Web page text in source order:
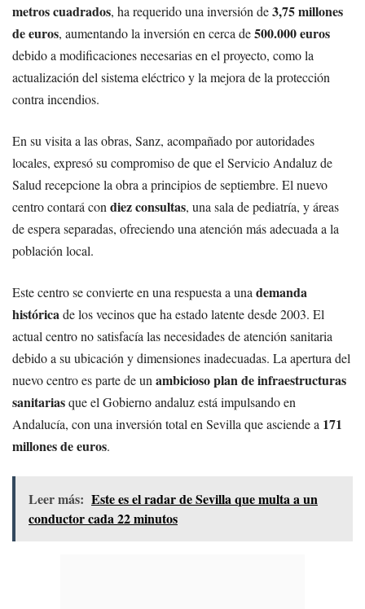
metros cuadrados, ha requerido una inversión de3,75 millones
de euros, aumentando la inversión en cerca de500.000 euros
debido a modificaciones necesarias en el proyecto, como la
actualización del sistema eléctrico y la mejora de la protección
contra incendios.
En su visita a las obras, Sanz, acompañado por autoridades
locales, expresó su compromiso de que el Servicio Andaluz de
Salud recepcione la obra a principios de septiembre. El nuevo
centro contará con diez consultas, una sala de pediatría, y áreas
de espera separadas, ofreciendo una atención más adecuada a la
población local.
Este centro se convierte en una respuesta a una demanda
históricade los vecinos que ha estado latente desde 2003. El
actual centro no satisfacía las necesidades de atención sanitaria
debido a su ubicación y dimensiones inadecuadas. La apertura del
nuevo centro es parte de un ambicioso plan de infraestructuras
sanitariasque el Gobierno andaluz está impulsando en
Andalucía, con una inversión total en Sevilla que asciende a 171
millones de euros.
Leer más: Este es el radar de Sevilla que multa a un
conductor cada 22 minutos